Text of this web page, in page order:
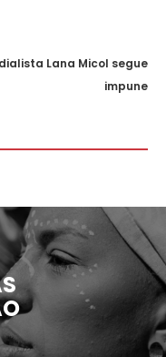
Lana Micol segue
impune